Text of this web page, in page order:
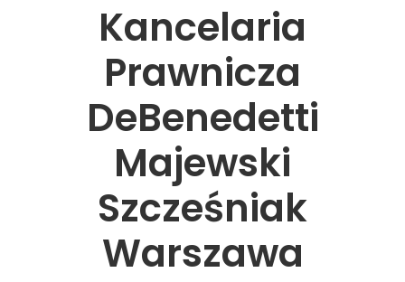
Kancelaria
Prawnicza
DeBenedetti
Majewski
Szcześniak
Warszawa